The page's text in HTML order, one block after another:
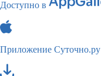
Доступно в
Приложение Суточно.ру